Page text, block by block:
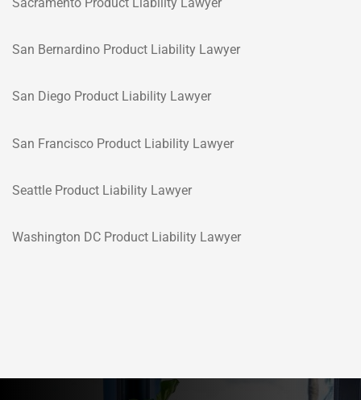
San Bernardino Product Liability Lawyer
San Diego Product Liability Lawyer
San Francisco Product Liability Lawyer
Seattle Product Liability Lawyer
Washington DC Product Liability Lawyer